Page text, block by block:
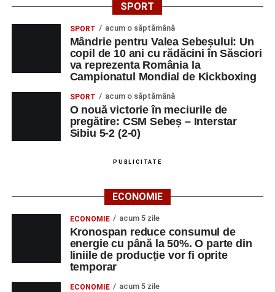
SPORT
SPORT acum o săptămână
Mândrie pentru Valea Sebeșului: Un
copil de 10 ani cu rădăcini în Săsciori
va reprezenta România la
Campionatul Mondial de Kickboxing
SPORT acum o săptămână
O nouă victorie în meciurile de
pregătire: CSM Sebeș – Interstar
Sibiu 5-2 (2-0)
PUBLICITATE
ECONOMIE
ECONOMIE acum 5 zile
Kronospan reduce consumul de
energie cu până la 50%. O parte din
liniile de producție vor fi oprite
temporar
ECONOMIE acum 5 zile